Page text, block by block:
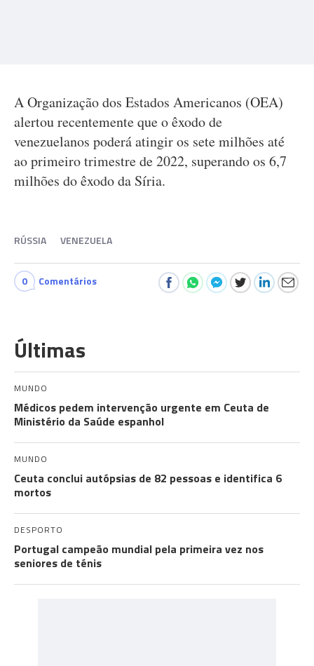
A Organização dos Estados Americanos (OEA)
alertou recentemente que o êxodo de
venezuelanos poderá atingir os sete milhões até
ao primeiro trimestre de 2022, superando os 6,7
milhões do êxodo da Síria.
RÚSSIA VENEZUELA
0 Comentários
Últimas
MUNDO
Médicos pedem intervenção urgente em Ceuta de
Ministério da Saúde espanhol
MUNDO
Ceuta conclui autópsias de 82 pessoas e identifica 6
mortos
DESPORTO
Portugal campeão mundial pela primeira vez nos
seniores de ténis